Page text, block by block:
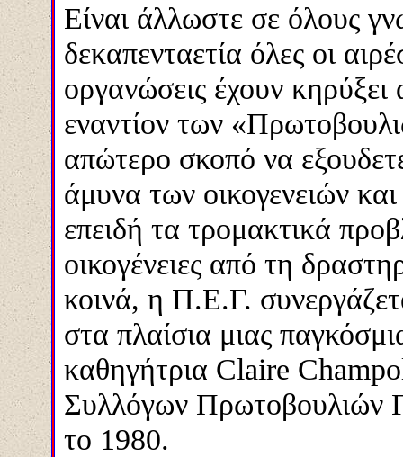
Είναι άλλωστε σε όλους
δεκαπενταετία όλες οι
οργανώσεις έχουν
εναντίον των
απώτερο σκοπό να
άμυνα των οικογενειών
επειδή τα τρομακτικά
οικογένειες από τη
κοινά, η Π.Ε.Γ.
στα πλαίσια μιας
καθηγήτρια Claire
Συλλόγων Πρωτοβουλιών
το 1980.